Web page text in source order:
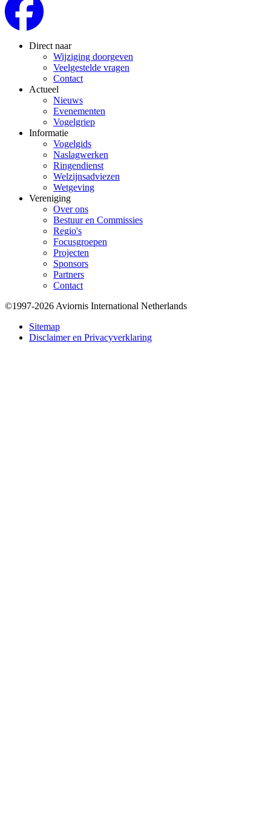
Direct naar
Wijziging doorgeven
Veelgestelde vragen
Contact
Actueel
Nieuws
Evenementen
Vogelgriep
Informatie
Vogelgids
Naslagwerken
Ringendienst
Welzijnsadviezen
Wetgeving
Vereniging
Over ons
Bestuur en Commissies
Regio's
Focusgroepen
Projecten
Sponsors
Partners
Contact
Bottom
©1997-2026 Aviornis International Netherlands
Sitemap
Disclaimer en Privacyverklaring